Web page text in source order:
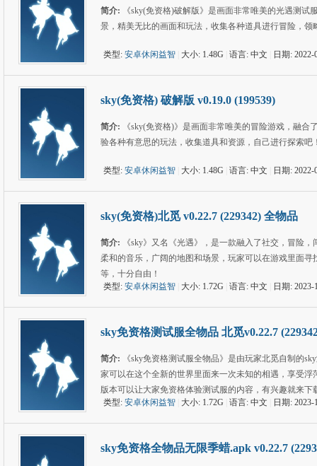
简介:
《sky(免资格)破解版》是画面非常唯美的光遇测
景，精美无比的画面和玩法，收集各种道具进行冒险，领
类型: 安卓休闲益智 大小: 1.48G 语言: 中文 日期: 2022-
sky(免资格) 破解版 v0.19.0 (199539)
简介:
《sky(免资格)》是画面非常唯美的冒险游戏，融
验各种有意思的玩法，收集道具和资源，自己进行探索吧
类型: 安卓休闲益智 大小: 1.48G 语言: 中文 日期: 2022-
sky(免资格)北觅 v0.22.7 (229342) 全物品
简介:
《sky》又名《光遇》，是一款融入了社交，冒险
柔和的音乐，广阔的地图和场景，玩家可以在游戏里面
等，十分自由！
类型: 安卓休闲益智 大小: 1.72G 语言: 中文 日期: 2023-
sky免资格测试服全物品 北觅v0.22.7
简介:
《sky免资格测试服全物品》是由玩家北觅自制的
家可以在这个全新的世界里面来一次未知的相遇，享受
版本可以让大家免资格体验测试服的内容，有兴趣就来下
类型: 安卓休闲益智 大小: 1.72G 语言: 中文 日期: 2023-
sky免资格全物品无限季蜡.apk v0.22.7